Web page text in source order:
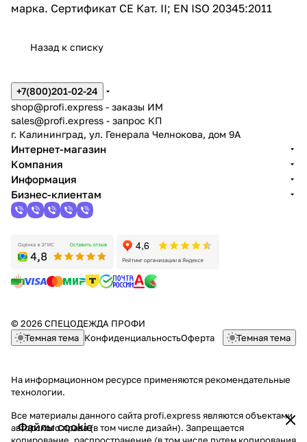
марка. Сертификат CE Кат. II; EN ISO 20345:2011
Назад к списку
Файлы cookie
+7(800)201-02-24
shop@profi.express - заказы ИМ
sales@profi.express - запрос КП
г. Калининград, ул. Генерала Челнокова, дом 9A
Интернет-магазин
Компания
Информация
Бизнес-клиентам
© 2026 СПЕЦОДЕЖДА ПРОФИ
Темная тема КонфиденциальностьОферта Темная тема
На информационном ресурсе применяются рекомендательные
технологии.
Все материалы данного сайта profi.express являются объектами
авторского права (в том числе дизайн). Запрещается